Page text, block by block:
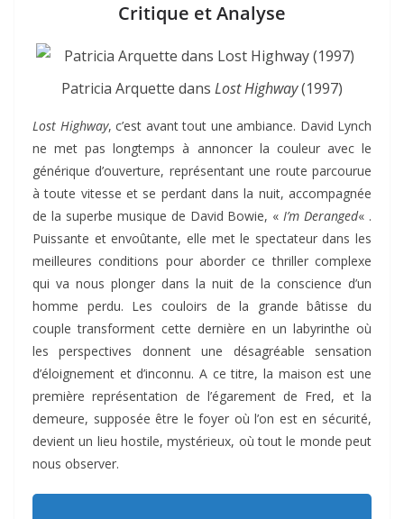
Critique et Analyse
Patricia Arquette dans Lost Highway(1997)
Lost Highway, c’est avant tout une ambiance. David Lynch
ne met pas longtemps à annoncer la couleur avec le
générique d’ouverture, représentant une route parcourue
à toute vitesse et se perdant dans la nuit, accompagnée
de la superbe musique de David Bowie, «I’m Deranged« .
Puissante et envoûtante, elle met le spectateur dans les
meilleures conditions pour aborder ce thriller complexe
qui va nous plonger dans la nuit de la conscience d’un
homme perdu. Les couloirs de la grande bâtisse du
couple transforment cette dernière en un labyrinthe où
les perspectives donnent une désagréable sensation
d’éloignement et d’inconnu. A ce titre, la maison est une
première représentation de l’égarement de Fred, et la
demeure, supposée être le foyer où l’on est en sécurité,
devient un lieu hostile, mystérieux, où tout le monde peut
nous observer.